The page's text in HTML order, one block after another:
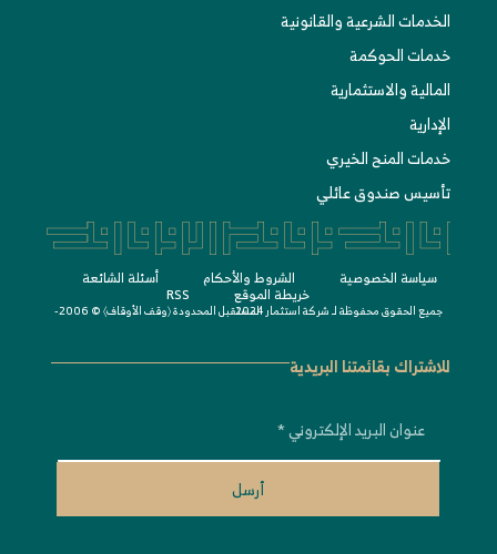
الخدمات الشرعية والقانونية
خدمات الحوكمة
المالية والاستثمارية
الإدارية
خدمات المنح الخيري
تأسيس صندوق عائلي
للاشتراك بقائمتنا البريدية
أرسل
سياسة الخصوصية الشروط واﻷحكام أسئلة الشائعة
خريطة الموقع RSS
جميع الحقوق محفوظة لـشركة استثمار المستقبل المحدودة 〈وقف الأوقاف〉 © 2006-2024